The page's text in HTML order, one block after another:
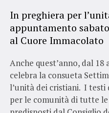
In preghiera per
appuntamento
al Cuore Immacolato
Anche quest’anno, dal 18
celebra la consueta
l’unità dei cristiani. I testi
per le comunità di tutte